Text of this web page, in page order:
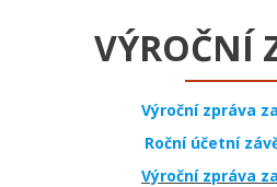
VÝROČNÍ
Výroční zpráva
Roční účetní
Výroční zpráva